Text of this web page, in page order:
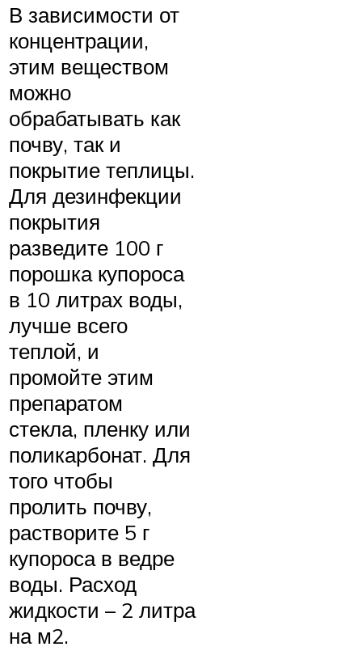
В зависимости от
концентрации,
этим веществом
можно
обрабатывать как
почву, так и
покрытие теплицы.
Для дезинфекции
покрытия
разведите 100 г
порошка купороса
в 10 литрах воды,
лучше всего
теплой, и
промойте этим
препаратом
стекла, пленку или
поликарбонат. Для
того чтобы
пролить почву,
растворите 5 г
купороса в ведре
воды. Расход
жидкости – 2 литра
на м2.